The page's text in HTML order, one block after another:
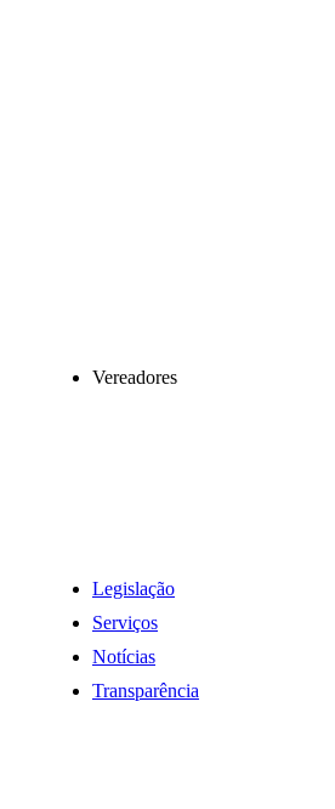
Vereadores
Legislação
Serviços
Notícias
Transparência